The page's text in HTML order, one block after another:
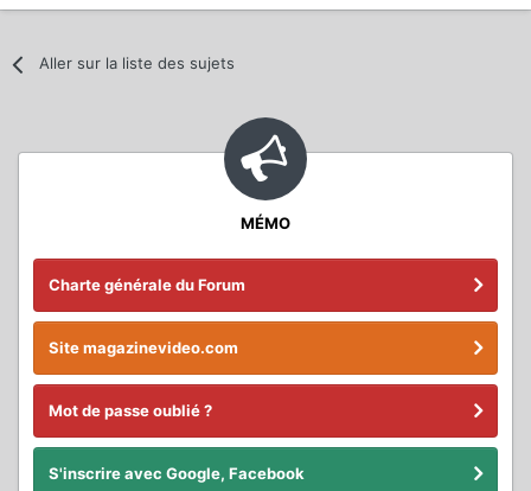
Aller sur la liste des sujets
MÉMO
Charte générale du Forum
Site magazinevideo.com
Mot de passe oublié ?
S'inscrire avec Google, Facebook